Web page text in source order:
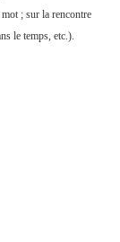
; sur la rencontre
le temps, etc.).